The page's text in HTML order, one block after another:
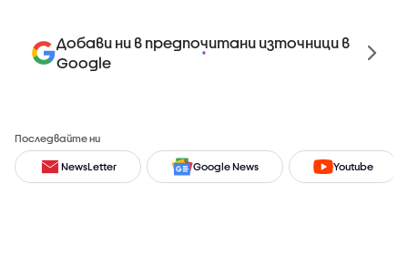
Добави ни в предпочитани източници в
Google
Последвайте ни
NewsLetter Google News Youtube